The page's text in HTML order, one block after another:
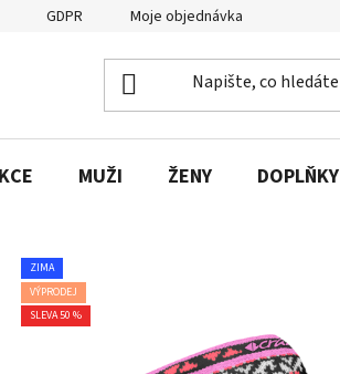
GDPR Moje objednávka
MUŽI ŽENY DOPLŇKY
ZIMA
VÝPRODEJ
SLEVA 50 %